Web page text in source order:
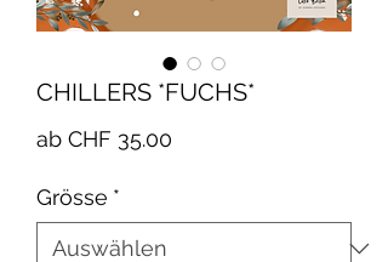
CHILLERS *FUCHS*
ab CHF 35.00
Grösse *